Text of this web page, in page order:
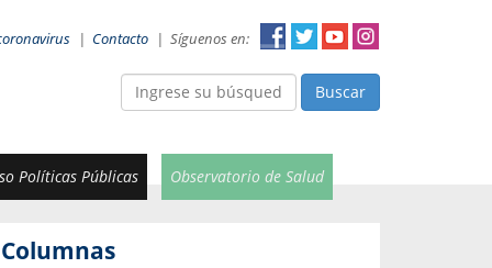
| Contacto | Síguenos en:
Buscar
Políticas Públicas Observatorio de Salud
Columnas